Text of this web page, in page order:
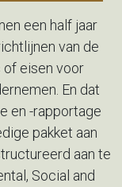
een half jaar
van de
of eisen voor
En dat
en -rapportage
pakket aan
aan te
Social and